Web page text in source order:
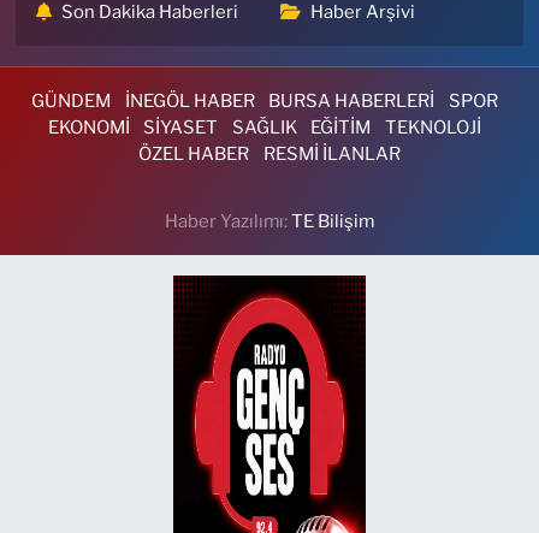
Son Dakika Haberleri Haber Arşivi
GÜNDEM İNEGÖL HABER BURSA HABERLERİ
SPOR
EKONOMİ
SİYASET SAĞLIK EĞİTİM
TEKNOLOJİ
ÖZEL HABER
RESMİ İLANLAR
Haber Yazılımı:TE Bilişim